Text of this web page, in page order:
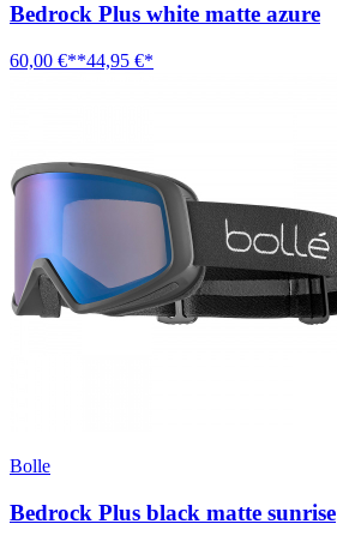
Bedrock Plus white matte azure
60,00 €**44,95 €*
Bolle
Bedrock Plus black matte sunrise